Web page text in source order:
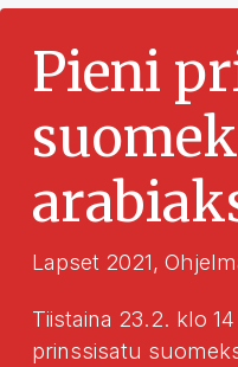
Pieni
Lapset 2021,
Tiistaina 23.2. klo
prinssisatu